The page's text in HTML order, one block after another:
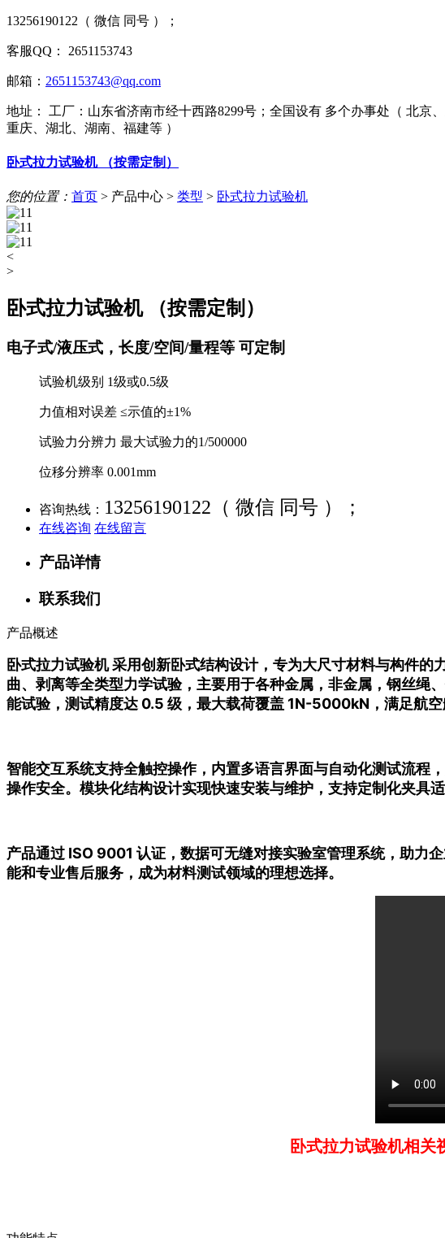
13256190122（ 微信 同号 ）；
客服QQ： 2651153743
邮箱： 2651153743@qq.com
地址：
工厂：山东省济南市经十西路8299号；全国设有 多个办事处（ 北京
重庆、湖北、湖南、福建等 ）
卧式拉力试验机 （按需定制）
您的位置： 首页 > 产品中心 > 类型 > 卧式拉力试验机
<
>
卧式拉力试验机 （按需定制）
电子式/液压式，长度/空间/量程等 可定制
试验机级别 1级或0.5级
力值相对误差 ≤示值的±1%
试验力分辨力 最大试验力的1/500000
位移分辨率 0.001mm
咨询热线： 13256190122（ 微信 同号 ）；
在线咨询 在线留言
产品详情
联系我们
产品概述
卧式拉力试验机 采用创新卧式结构设计，专为大尺寸材料与构件
曲、剥离等全类型力学试验，主要用于各种金属，非金属，钢丝绳
能试验，测试精度达 0.5 级，最大载荷覆盖 1N-5000kN，满足航空
智能交互系统支持全触控操作，内置多语言界面与自动化测试流程
操作安全。模块化结构设计实现快速安装与维护，支持定制化夹具
产品通过 ISO 9001 认证，数据可无缝对接实验室管理系统，助力
能和专业售后服务，成为材料测试领域的理想选择。
卧式拉力试验机相关